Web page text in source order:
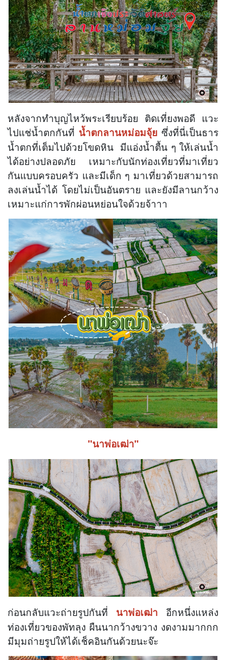
หลังจากทำบุญไหว้พระเรียบร้อย ติดเที่ยงพอดี แวะ
ไปแช่น้ำตกกันที่ น้ำตกลานหม่อมจุ้ย ซึ่งที่นี่เป็นธาร
น้ำตกที่เต็มไปด้วยโขดหิน มีแอ่งน้ำตื้น ๆ ให้เล่นน้ำ
ได้อย่างปลอดภัย เหมาะกับนักท่องเที่ยวที่มาเที่ยว
กันแบบครอบครัว และมีเด็ก ๆ มาเที่ยวด้วยสามารถ
ลงเล่นน้ำได้ โดยไม่เป็นอันตราย และยังมีลานกว้าง
เหมาะแก่การพักผ่อนหย่อนใจด้วยจ้าาา
"นาพ่อเฒ่า"
ก่อนกลับแวะถ่ายรูปกันที่ นาพ่อเฒ่า อีกหนึ่งแหล่ง
ท่องเที่ยวของพัทลุง ผืนนากว้างขวาง งดงามมากกก
มีมุมถ่ายรูปให้ได้เช็คอินกันด้วยนะจ๊ะ